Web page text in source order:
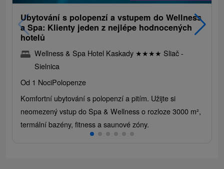
Ubytování s polopenzí a vstupem do Wellness
a Spa: Klienty jeden z nejlépe hodnocených
hotelů
Wellness & Spa Hotel Kaskady ★★★★ Sliač -
Sielnica
Od 1 NociPolopenze
Komfortní ubytování s polopenzí a pitím. Užijte si
neomezený vstup do Spa & Wellness o rozloze 3000 m²,
termální bazény, fitness a saunové zóny.